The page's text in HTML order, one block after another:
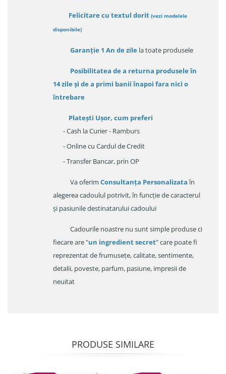
Felicitare cu textul dorit (vezi modelele
disponibile)
Garanție 1 An de zile la toate produsele
Posibilitatea de a returna produsele în
14 zileși de a primi banii înapoi fara nici o
întrebare
Platești Ușor, cum preferi
- Cash la Curier - Ramburs
- Online cu Cardul de Credit
- Transfer Bancar, prin OP
Va oferim Consultanța Personalizataîn
alegerea cadoulul potrivit, în funcție de caracterul
și pasiunile destinatarului cadoului
Cadourile noastre nu sunt simple produse ci
fiecare are "un ingredient secret" care poate fi
reprezentat de frumusețe, calitate, sentimente,
detalii, poveste, parfum, pasiune, impresii de
neuitat
PRODUSE SIMILARE